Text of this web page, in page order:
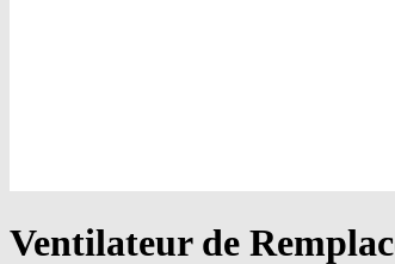
Ventilateur de